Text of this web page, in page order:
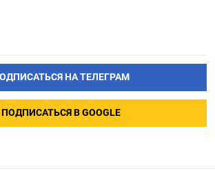
НА ТЕЛЕГРАМ
ПОДПИСАТЬСЯ В GOOGLE